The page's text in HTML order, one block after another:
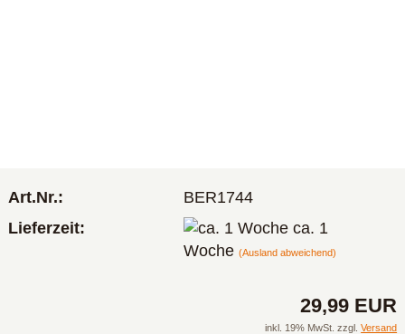
Art.Nr.:
BER1744
Lieferzeit:
ca. 1
Woche(Ausland abweichend)
29,99 EUR
inkl. 19% MwSt. zzgl.Versand